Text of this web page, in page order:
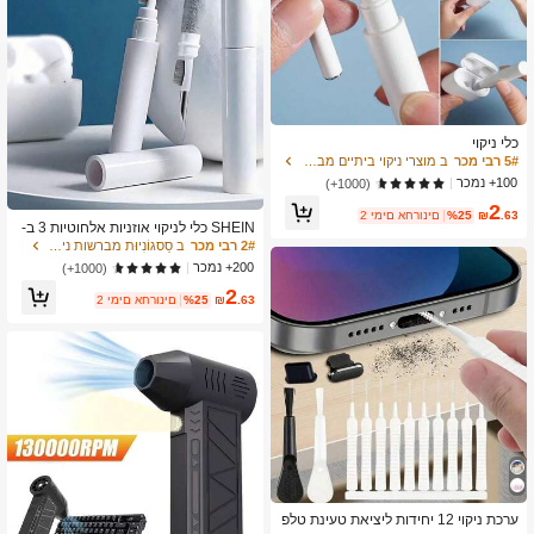
4.92 3.6K עוקבים
4.92 3.6K עוקבים
4.92
כלי ניקוי
5# רבי מכר
ב מוצרי ניקוי ביתיים מברשות ניקוי אחרות
100+ נמכר
(1000+)
₪2.63
%25 2 ימים אחרונים
ערכת ניקוי 12 יחידות ליציאת טעינת טלפ
SHEIN כלי לניקוי אוזניות אלחוטיות 3 ב-
1 תואם ערכת ניקוי נרתיק אוזניות Airpod
s Pro, מברשת ניקוי למכשיר דיגיטלי רב
תכליתי, עט דיגיטלי להסרת אבק מחשב
טלפון נייד, מתנת יום הולדת, מטבח, חדר
אמבטיה, בית, חפצי בית
2# רבי מכר
200+ נמכר
(1000+)
₪2.63
%25 2 ימים אחרונים